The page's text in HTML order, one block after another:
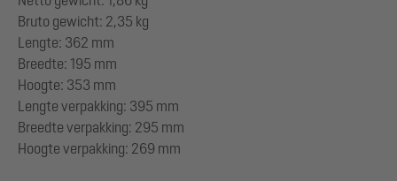
Bruto gewicht: 2,35 kg
Lengte: 362 mm
Breedte: 195 mm
Hoogte: 353 mm
Lengte verpakking: 395 mm
Breedte verpakking: 295 mm
Hoogte verpakking: 269 mm